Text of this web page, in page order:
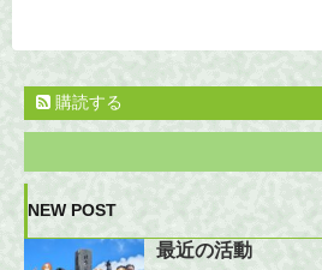
購読する
NEW POST
最近の活動